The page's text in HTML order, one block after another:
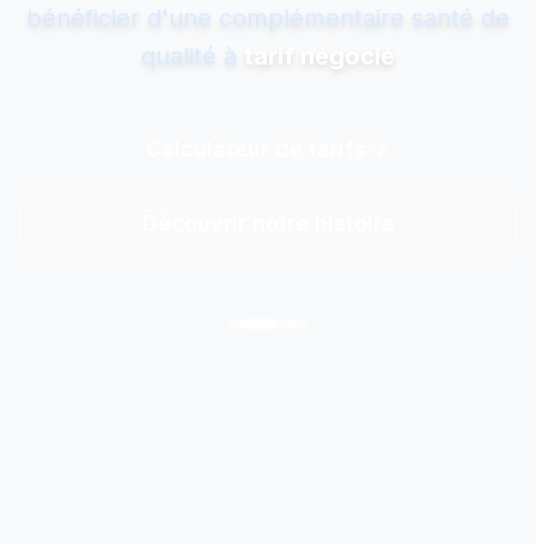
bénéficier d'une complémentaire santé de
qualité à
tarif négocié